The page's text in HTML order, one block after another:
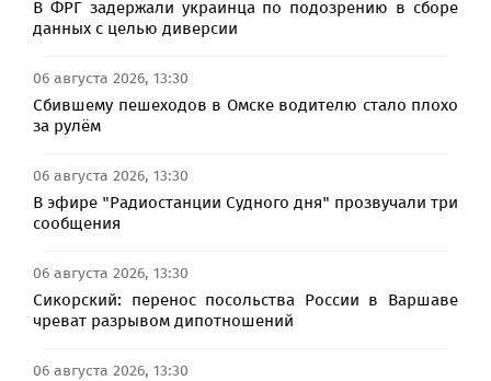
В ФРГ задержали украинца по подозрению в сборе
данных с целью диверсии
06 августа 2026, 13:30
Сбившему пешеходов в Омске водителю стало плохо
за рулём
06 августа 2026, 13:30
В эфире "Радиостанции Судного дня" прозвучали три
сообщения
06 августа 2026, 13:30
Сикорский: перенос посольства России в Варшаве
чреват разрывом дипотношений
06 августа 2026, 13:30